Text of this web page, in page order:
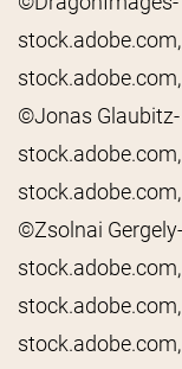
©Jonas
©Zsolnai